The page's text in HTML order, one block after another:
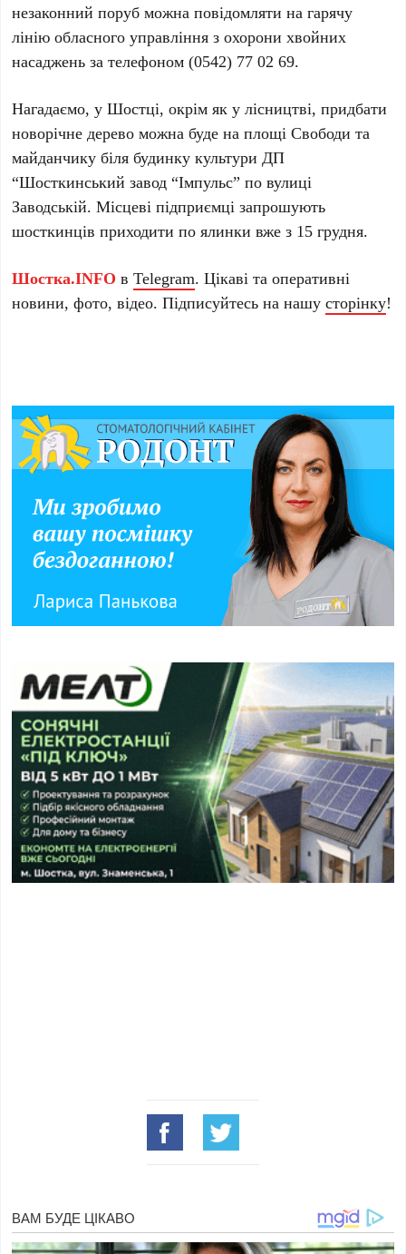
незаконний поруб можна повідомляти на гарячу
лінію обласного управління з охорони хвойних
насаджень за телефоном (0542) 77 02 69.
Нагадаємо, у Шостці, окрім як у лісництві, придбати
новорічне дерево можна буде на площі Свободи та
майданчику біля будинку культури ДП
“Шосткинський завод “Імпульс” по вулиці
Заводській. Місцеві підприємці запрошують
шосткинців приходити по ялинки вже з 15 грудня.
Шостка.INFO вTelegram. Цікаві та оперативні
новини, фото, відео. Підписуйтесь на нашусторінку!